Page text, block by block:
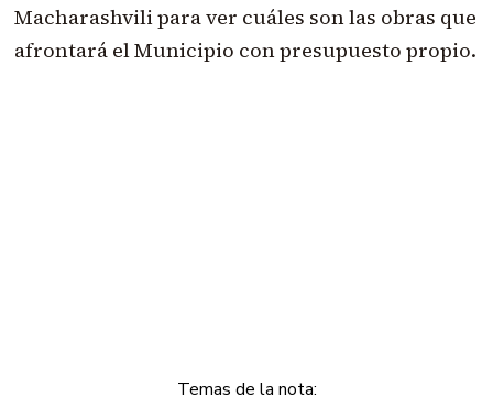
Macharashvili para ver cuáles son las obras que
afrontará el Municipio con presupuesto propio.
Temas de la nota: